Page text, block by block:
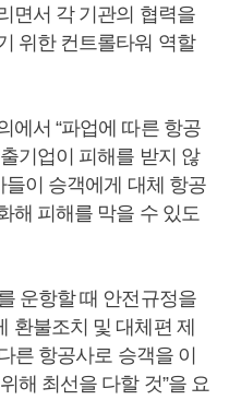
면서 각 기관의 협력을
위한 컨트롤타워 역할
에서 “파업에 따른 항공
기업이 피해를 받지 않
들이 승객에게 대체 항공
해 피해를 막을 수 있도
운항할 때 안전규정을
환불조치 및 대체편 제
른 항공사로 승객을 이
해 최선을 다할 것”을 요